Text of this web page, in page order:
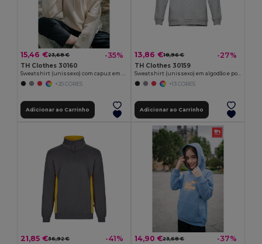
15,46 €23,68 € -35%
TH Clothes 30160
Sweatshirt (unissexo) com capuz em algodão e poliéster
+20 CORES
Adicionar ao Carrinho
13,86 €18,96 € -27%
TH Clothes 30159
Sweatshirt (unissexo) em algodão e poliéster
+13 CORES
Adicionar ao Carrinho
21,85 €36,92 € -41% 14,90 €23,68 € -37%